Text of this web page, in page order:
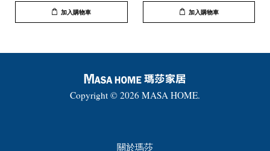
加入購物車 加入購物車
Copyright © 2026 MASA HOME.
關於瑪莎